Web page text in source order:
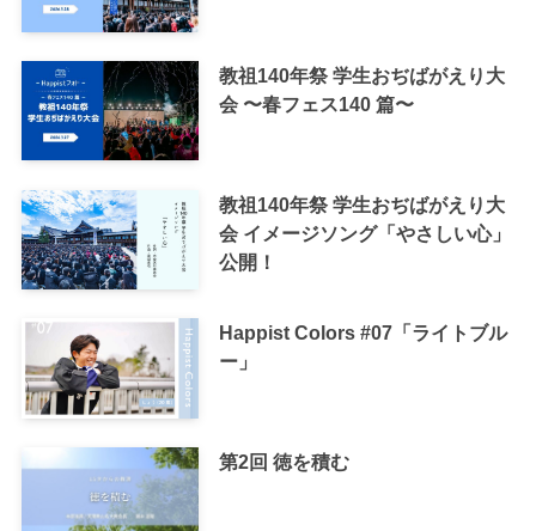
教祖140年祭 学生おぢばがえり大
会 〜春フェス140 篇〜
教祖140年祭 学生おぢばがえり大
会 イメージソング「やさしい心」
公開！
Happist Colors #07「ライトブル
ー」
第2回 徳を積む